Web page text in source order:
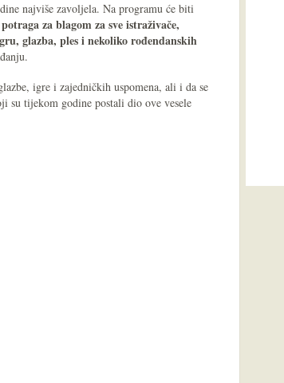
najviše zavoljela. Na programu će biti
za blagom za sve istraživače,
glazba, ples i nekoliko rođendanskih
igre i zajedničkih uspomena, ali i da se
tijekom godine postali dio ove vesele